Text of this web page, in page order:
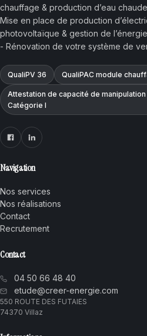
chauffage & production d’eau
Mise en place de production
photovoltaïque & gestion de
- Rénovation de votre système de
QualiPV 36 QualiPAC module
Attestation de capacité de
Catégorie I
Navigation
Nos services
Nos réalisations
Contact
Recrutement
Contact
04 50 66 48 40
etude@creer-energie.com
550 ROUTE DES FUTAIES
74370 Villaz